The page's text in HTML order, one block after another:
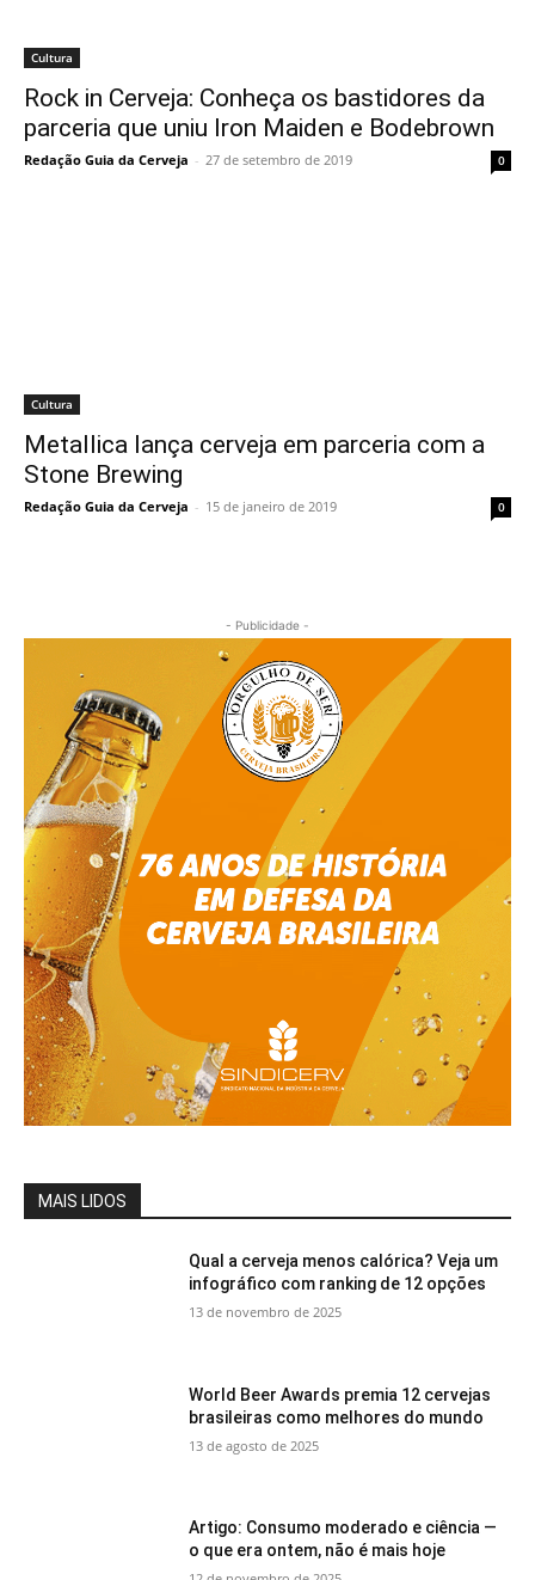
Cultura
Rock in Cerveja: Conheça os bastidores da
parceria que uniu Iron Maiden e Bodebrown
Redação Guia da Cerveja - 27 de setembro de 2019 0
Cultura
Metallica lança cerveja em parceria com a
Stone Brewing
Redação Guia da Cerveja - 15 de janeiro de 2019 0
- Publicidade -
MAIS LIDOS
Qual a cerveja menos calórica? Veja um
infográfico com ranking de 12 opções
13 de novembro de 2025
World Beer Awards premia 12 cervejas
brasileiras como melhores do mundo
13 de agosto de 2025
Artigo: Consumo moderado e ciência —
o que era ontem, não é mais hoje